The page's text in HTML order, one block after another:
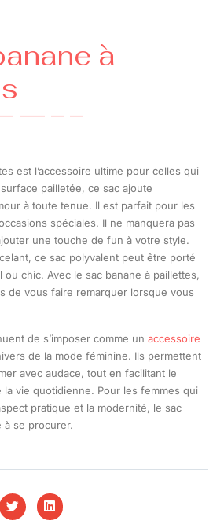
à
est l’accessoire ultime pour celles qui
pailletée, ce sac ajoute
à toute tenue. Il est parfait pour les
spéciales. Il ne manquera pas
une touche de fun à votre style.
ce sac polyvalent peut être porté
ou chic. Avec le sac banane à paillettes,
de vous faire remarquer lorsque vous
de s’imposer comme un accessoire
de la mode féminine. Ils permettent
avec audace, tout en facilitant le
vie quotidienne. Pour les femmes qui
pratique et la modernité, le sac
à se procurer.